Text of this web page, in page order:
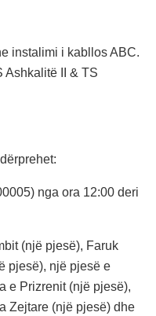
instalimi i kabllos ABC.
Ashkalitë II & TS
nga ora 12:00 deri
(një pjesë), Faruk
pjesë), një pjesë e
e Prizrenit (një pjesë),
Zejtare (një pjesë) dhe